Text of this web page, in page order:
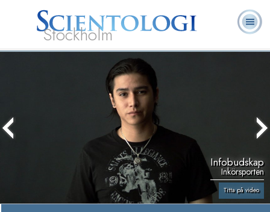
Stockholm
Frivilligpastorer
Infobudskap
Inkörsporten
Titta på video